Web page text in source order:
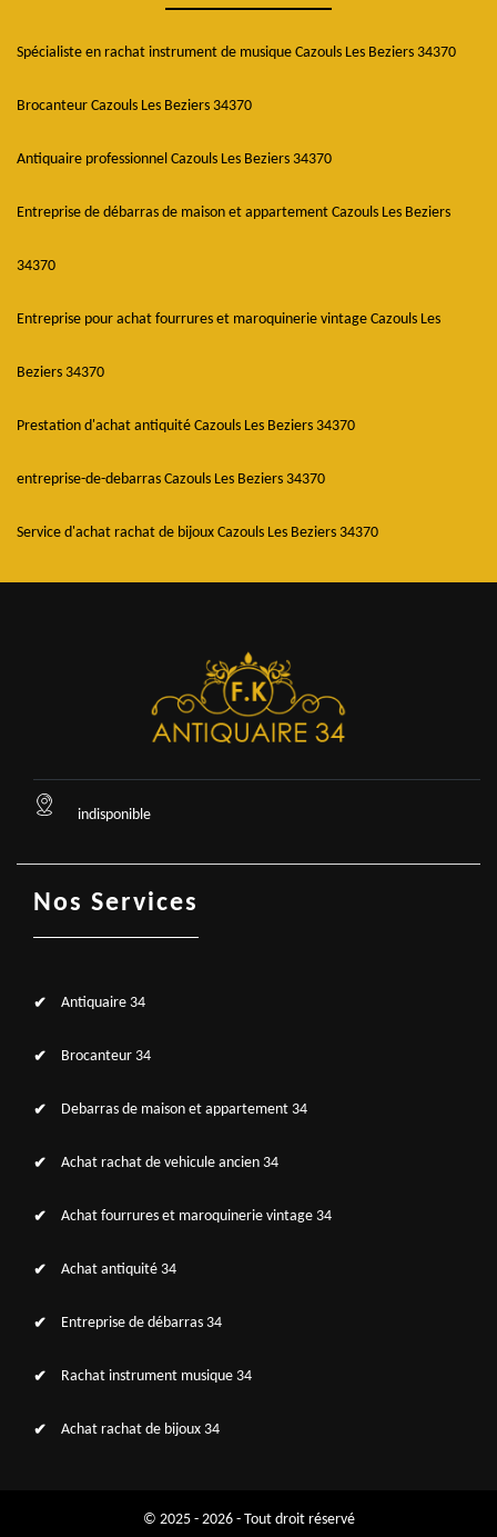
Spécialiste en rachat instrument de musique Cazouls Les Beziers 34370
Brocanteur Cazouls Les Beziers 34370
Antiquaire professionnel Cazouls Les Beziers 34370
Entreprise de débarras de maison et appartement Cazouls Les Beziers
34370
Entreprise pour achat fourrures et maroquinerie vintage Cazouls Les
Beziers 34370
Prestation d'achat antiquité Cazouls Les Beziers 34370
entreprise-de-debarras Cazouls Les Beziers 34370
Service d'achat rachat de bijoux Cazouls Les Beziers 34370
indisponible
Nos Services
Antiquaire 34
Brocanteur 34
Debarras de maison et appartement 34
Achat rachat de vehicule ancien 34
Achat fourrures et maroquinerie vintage 34
Achat antiquité 34
Entreprise de débarras 34
Rachat instrument musique 34
Achat rachat de bijoux 34
© 2025 - 2026 - Tout droit réservé